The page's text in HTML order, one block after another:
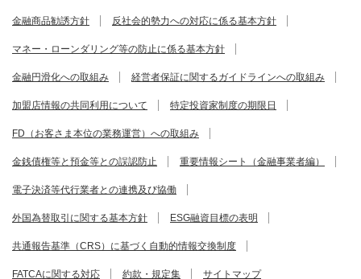
金融商品勧誘方針 反社会的勢力への対応に係る基本方針
マネー・ローンダリング等の防止に係る基本方針
金融円滑化への取組み 経営者保証に関するガイドラインへの取組み
加盟店情報の共同利用について 特定投資家制度の期限日
FD（お客さま本位の業務運営）への取組み
金銭債権等と預金等との誤認防止 重要情報シート（金融事業者編）
電子決済等代行業者との連携及び協働
外国為替取引に関する基本方針 ESG融資目標の表明
共通報告基準（CRS）に基づく自動的情報交換制度
FATCAに関する対応 約款・規定集 サイトマップ